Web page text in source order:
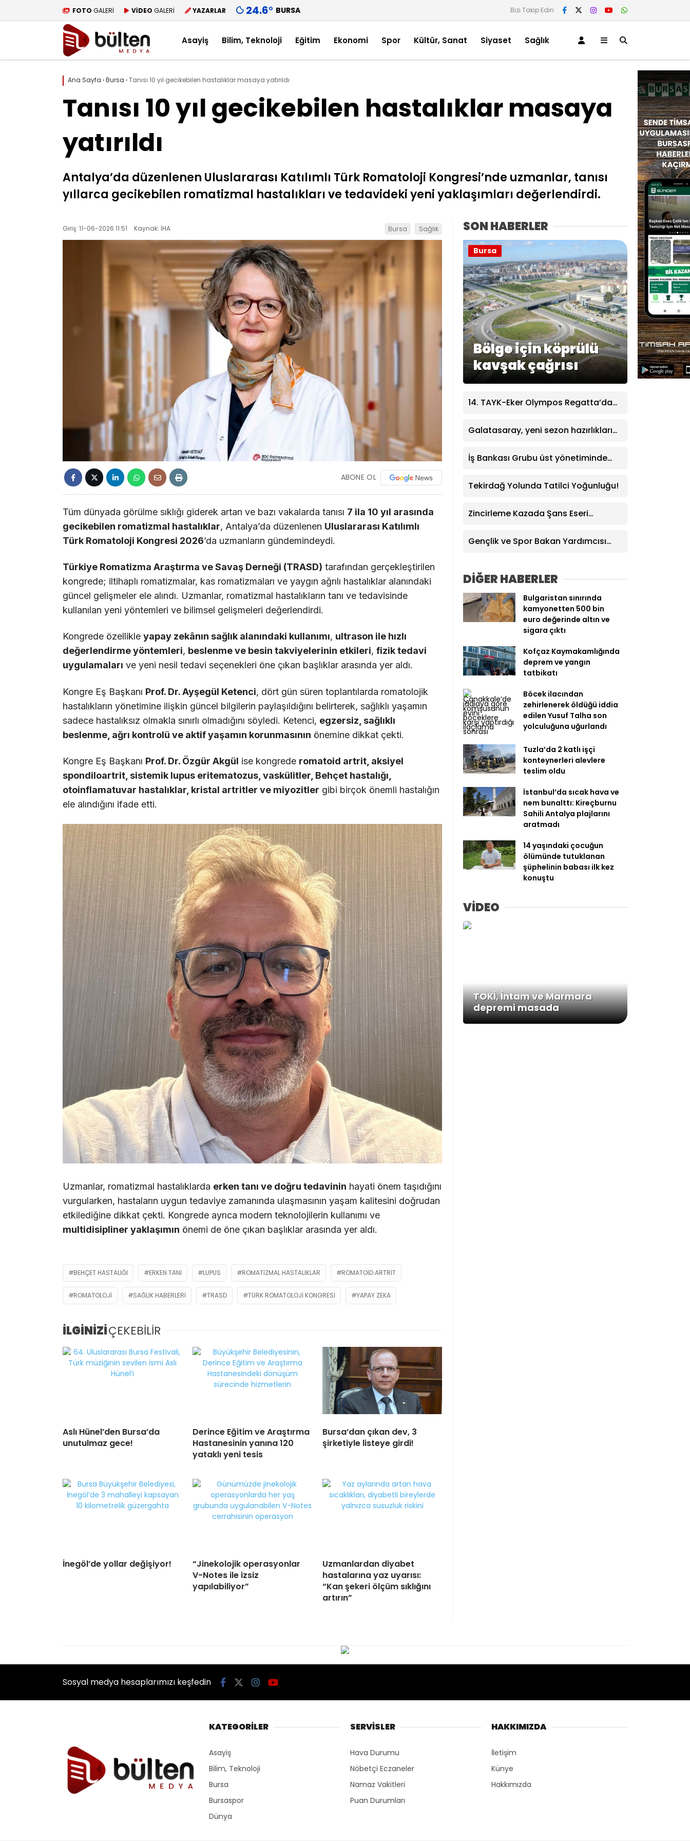
FOTO GALERİ VİDEO GALERİ YAZARLAR 24.6° BURSA Bizi Takip Edin
Asayiş Bilim, Teknoloji Eğitim Ekonomi Spor Kültür, Sanat Siyaset Sağlık
Ana Sayfa ›Bursa ›Tanısı 10 yıl gecikebilen hastalıklar masaya yatırıldı
Tanısı 10 yıl gecikebilen hastalıklar masaya
yatırıldı
Antalya’da düzenlenen Uluslararası Katılımlı Türk Romatoloji Kongresi’nde uzmanlar, tanısı
yıllarca gecikebilen romatizmal hastalıkları ve tedavideki yeni yaklaşımları değerlendirdi.
Giriş: 11-06-2026 11:51 Kaynak: İHA Bursa Sağlık
ABONE OL
Tüm dünyada görülme sıklığı giderek artan ve bazı vakalarda tanısı 7 ila 10 yıl arasında
gecikebilen romatizmal hastalıklar, Antalya’da düzenlenen Uluslararası Katılımlı
Türk Romatoloji Kongresi 2026’da uzmanların gündemindeydi.
Türkiye Romatizma Araştırma ve Savaş Derneği (TRASD) tarafından gerçekleştirilen
kongrede; iltihaplı romatizmalar, kas romatizmaları ve yaygın ağrılı hastalıklar alanındaki
güncel gelişmeler ele alındı. Uzmanlar, romatizmal hastalıkların tanı ve tedavisinde
kullanılan yeni yöntemleri ve bilimsel gelişmeleri değerlendirdi.
Kongrede özellikle yapay zekânın sağlık alanındaki kullanımı, ultrason ile hızlı
değerlendirme yöntemleri, beslenme ve besin takviyelerinin etkileri, fizik tedavi
uygulamaları ve yeni nesil tedavi seçenekleri öne çıkan başlıklar arasında yer aldı.
Kongre Eş Başkanı Prof. Dr. Ayşegül Ketenci, dört gün süren toplantılarda romatolojik
hastalıkların yönetimine ilişkin güncel bilgilerin paylaşıldığını belirterek, sağlıklı yaşamın
sadece hastalıksız olmakla sınırlı olmadığını söyledi. Ketenci, egzersiz, sağlıklı
beslenme, ağrı kontrolü ve aktif yaşamın korunmasının önemine dikkat çekti.
Kongre Eş Başkanı Prof. Dr. Özgür Akgül ise kongrede romatoid artrit, aksiyel
spondiloartrit, sistemik lupus eritematozus, vaskülitler, Behçet hastalığı,
otoinflamatuvar hastalıklar, kristal artritler ve miyozitler gibi birçok önemli hastalığın
ele alındığını ifade etti.
Uzmanlar, romatizmal hastalıklarda erken tanı ve doğru tedavinin hayati önem taşıdığını
vurgularken, hastaların uygun tedaviye zamanında ulaşmasının yaşam kalitesini doğrudan
etkilediğine dikkat çekti. Kongrede ayrıca modern teknolojilerin kullanımı ve
multidisipliner yaklaşımın önemi de öne çıkan başlıklar arasında yer aldı.
BEHÇET HASTALIĞI ERKEN TANI LUPUS ROMATIZMAL HASTALIKLAR ROMATOID ARTRIT
ROMATOLOJI SAĞLIK HABERLERI TRASD TÜRK ROMATOLOJI KONGRESI YAPAY ZEKA
İLGİNİZİÇEKEBİLİR
Aslı Hünel’den Bursa’da
unutulmaz gece!
Derince Eğitim ve Araştırma
Hastanesinin yanına 120
yataklı yeni tesis
Bursa’dan çıkan dev, 3
şirketiyle listeye girdi!
İnegöl’de yollar değişiyor!
“Jinekolojik operasyonlar
V-Notes ile izsiz
yapılabiliyor”
Uzmanlardan diyabet
hastalarına yaz uyarısı:
“Kan şekeri ölçüm sıklığını
artırın”
SON HABERLER
Bölge için köprülü
kavşak çağrısı
Bursa
14. TAYK-Eker Olympos Regatta’da
Yachting” oldu
Galatasaray, yeni sezon hazırlıklarını
İş Bankası Grubu üst yönetiminde
Tekirdağ Yolunda Tatilci Yoğunluğu!
Zincirleme Kazada Şans Eseri
Gençlik ve Spor Bakan Yardımcısı
potansiyele geldi”
DİĞER HABERLER
Bulgaristan sınırında
kamyonetten 500 bin
euro değerinde altın ve
sigara çıktı
Kofçaz Kaymakamlığında
deprem ve yangın
tatbikatı
Böcek ilacından
zehirlenerek öldüğü iddia
edilen Yusuf Talha son
yolculuğuna uğurlandı
Tuzla’da 2 katlı işçi
konteynerleri alevlere
teslim oldu
İstanbul’da sıcak hava ve
nem bunalttı: Kireçburnu
Sahili Antalya plajlarını
aratmadı
14 yaşındaki çocuğun
ölümünde tutuklanan
şüphelinin babası ilk kez
konuştu
VİDEO
TOKİ, İntam ve Marmara
depremi masada
Sosyal medya hesaplarımızı keşfedin
KATEGORİLER
Asayiş
Bilim, Teknoloji
Bursa
Bursaspor
Dünya
SERVİSLER
Hava Durumu
Nöbetçi Eczaneler
Namaz Vakitleri
Puan Durumları
HAKKIMIZDA
İletişim
Künye
Hakkımızda